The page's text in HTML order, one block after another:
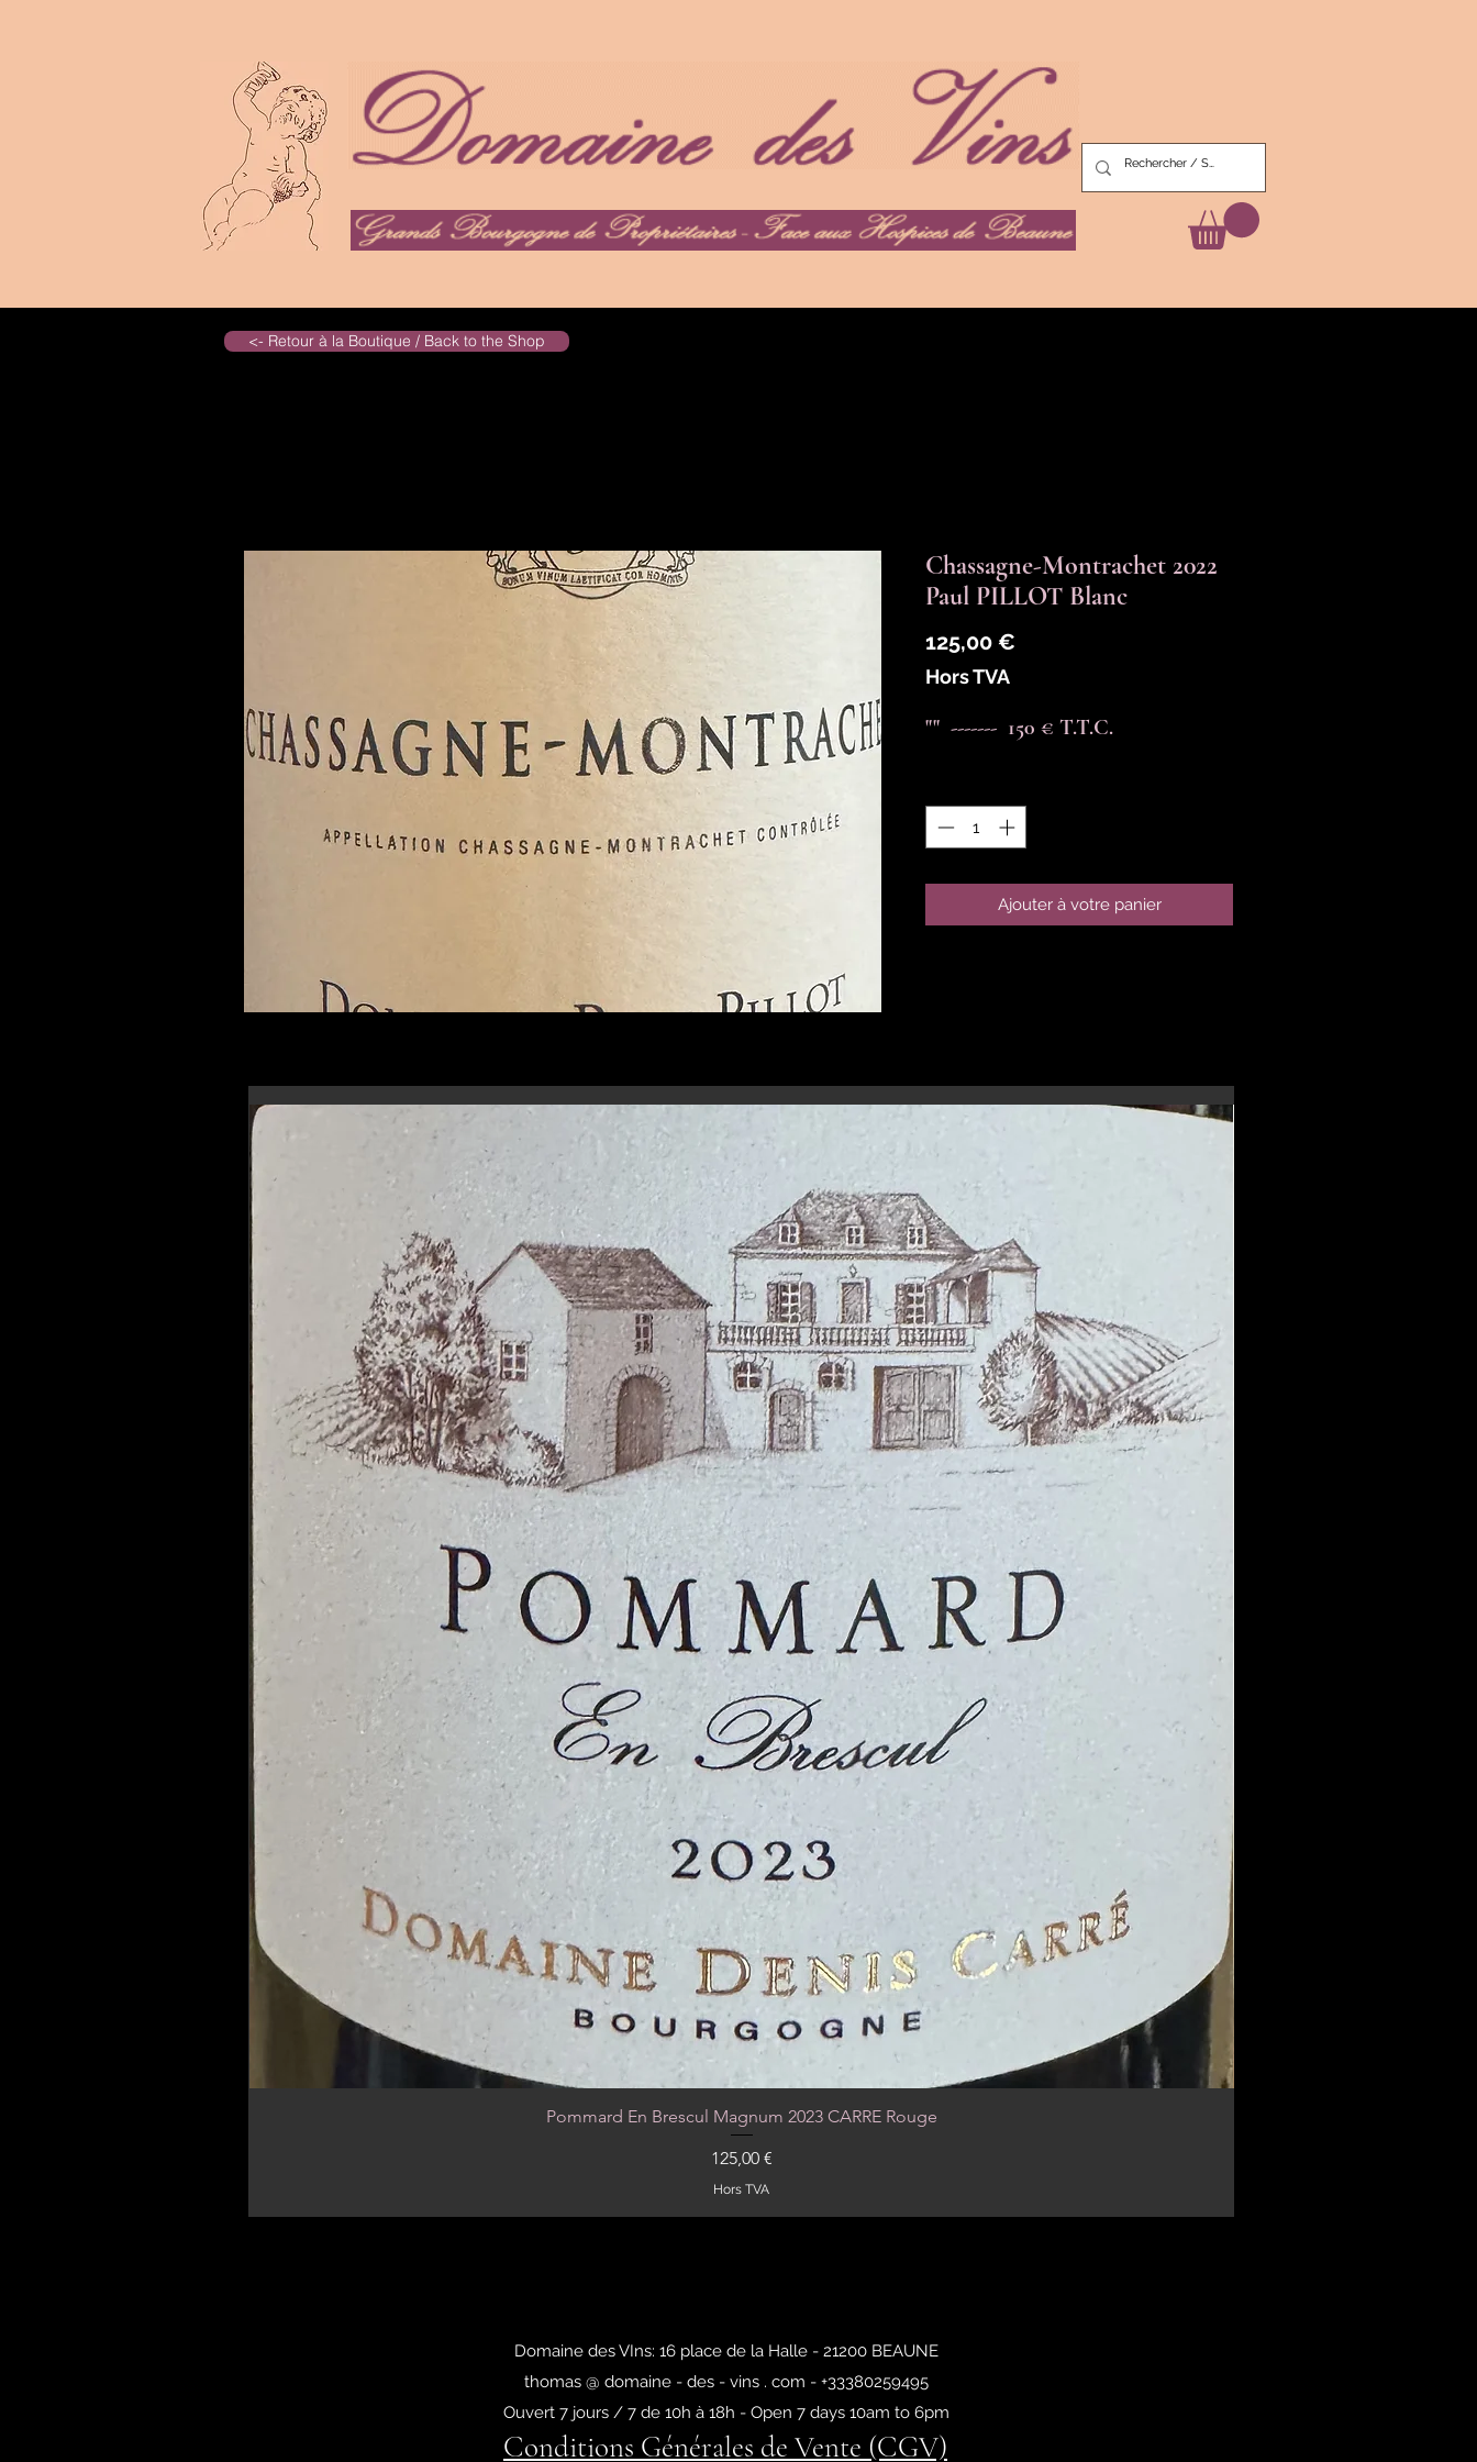
<- Retour à la Boutique / Back to the Shop
Aperçu rapide
Pommard En Brescul Magnum 2023 CARRE Rouge
Prix
125,00 €
Hors TVA
Chassagne-Montrachet 2022
Paul PILLOT Blanc
125,00 €
Hors TVA
""  -------  150 € T.T.C.
Ajouter à votre panier
Domaine des VIns: 16 place de la Halle - 21200 BEAUNE
thomas @ domaine - des - vins . com - +33380259495
Ouvert 7 jours / 7 de 10h à 18h - Open 7 days 10am to 6pm
Conditions Générales de Vente (CGV)